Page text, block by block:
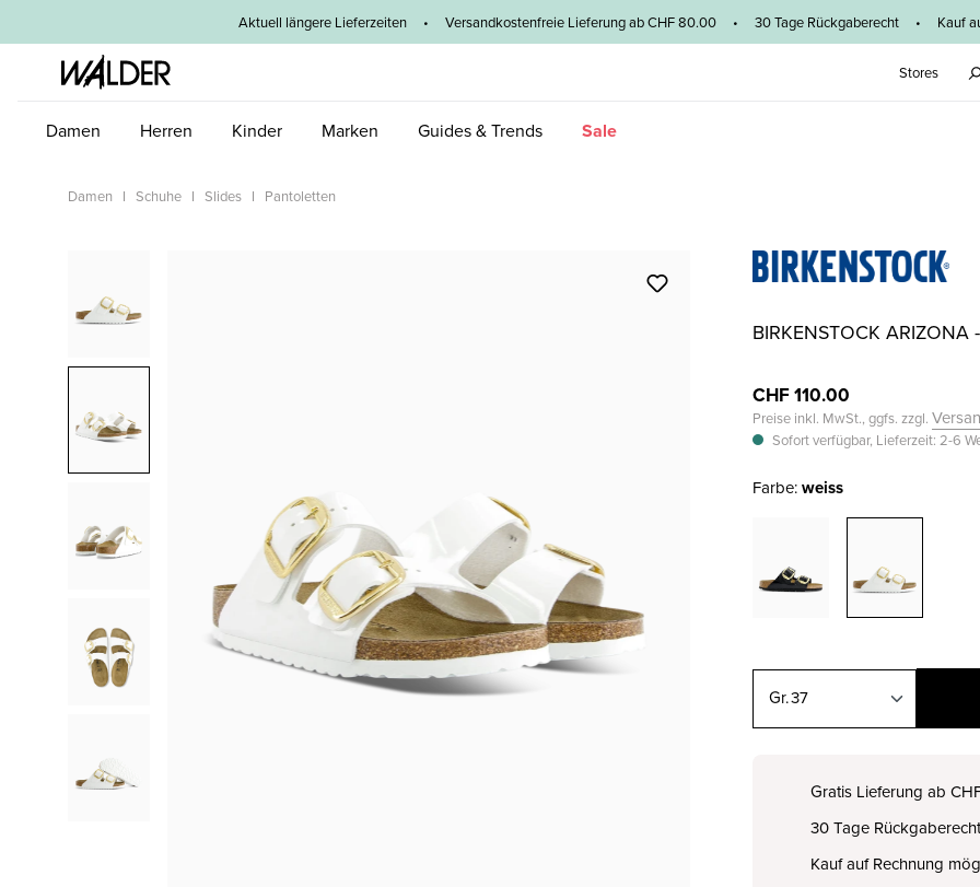
Aktuell längere Lieferzeiten • Versandkostenfreie Lieferung ab CHF 80.00 • 30 Tage Rückgaberecht • Kauf
Stores
Damen Herren Kinder Marken Guides & Trends Sale
Damen Schuhe Slides Pantoletten
BIRKENSTOCK ARIZONA
CHF 110.00
Preise inkl. MwSt., ggfs. zzgl.
Sofort verfügbar, Lieferzeit: 2-6
Farbe:weiss
37
CHF 110.00
Gratis Lieferung ab
30 Tage Rückgaberecht
Kauf auf Rechnung